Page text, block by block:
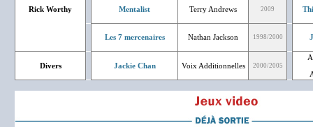
Rick Worthy Mentalist Terry Andrews 2009
Les 7 mercenaires Nathan Jackson 1998/2000
Divers Jackie Chan Voix Additionnelles 2000/2005